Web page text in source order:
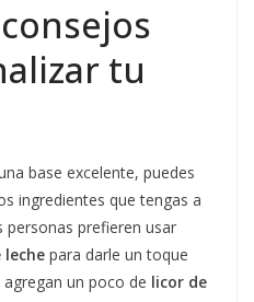
tu
base excelente, puedes
ingredientes que tengas a
prefieren usar
para darle un toque
un poco de licor de